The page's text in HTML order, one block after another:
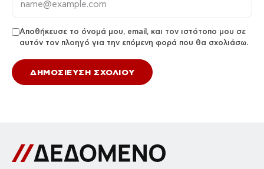
Αποθήκευσε το όνομά μου, email, και τον ιστότοπο μου σε
αυτόν τον πλοηγό για την επόμενη φορά που θα σχολιάσω.